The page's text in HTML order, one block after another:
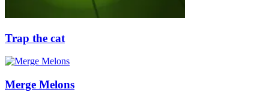
Trap the cat
Merge Melons